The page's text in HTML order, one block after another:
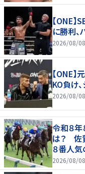
【ONE
に勝利
2026/08/
【ONE
KO負け
2026/08/
令和８年
は？ 佐
８番人気
2026/08/